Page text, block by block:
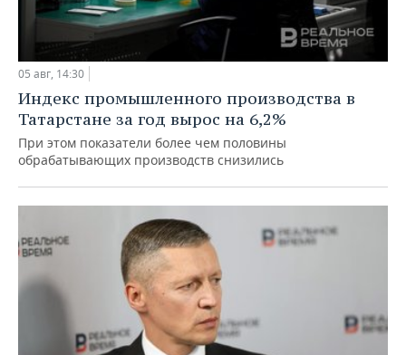
05 авг, 14:30
Индекс промышленного производства в
Татарстане за год вырос на 6,2%
При этом показатели более чем половины
обрабатывающих производств снизились